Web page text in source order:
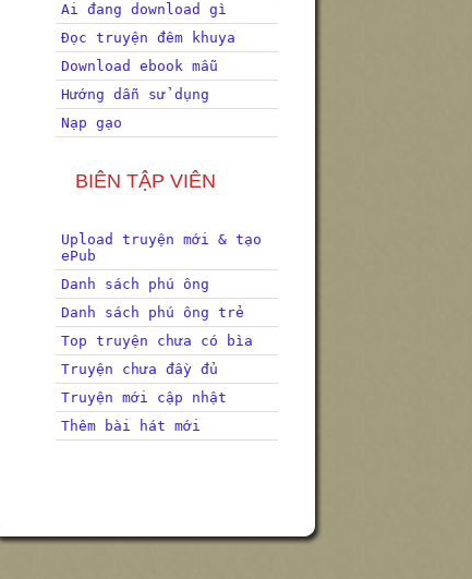
Ai đang download gì
Đọc truyện đêm khuya
Download ebook mẫu
Hướng dẫn sử dụng
Nạp gạo
BIÊN TẬP VIÊN
Upload truyện mới & tạo
ePub
Danh sách phú ông
Danh sách phú ông trẻ
Top truyện chưa có bìa
Truyện chưa đầy đủ
Truyện mới cập nhật
Thêm bài hát mới